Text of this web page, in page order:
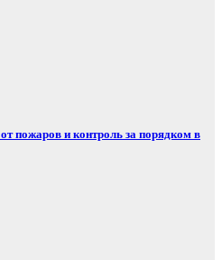
пожаров и контроль за порядком в